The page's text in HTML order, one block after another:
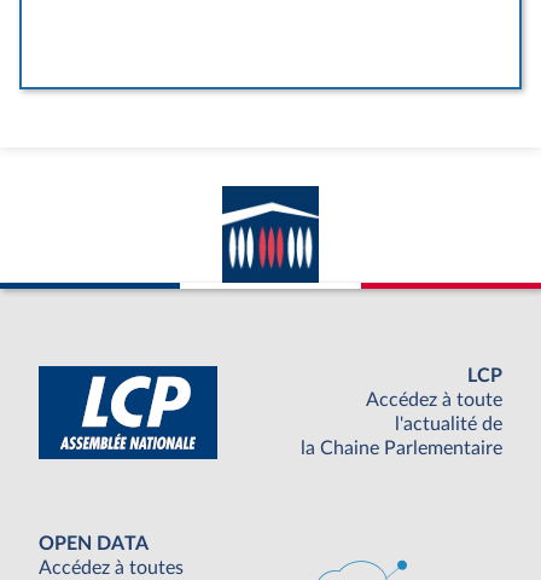
LCP
Accédez à toute
l'actualité de
la Chaine Parlementaire
OPEN DATA
Accédez à toutes